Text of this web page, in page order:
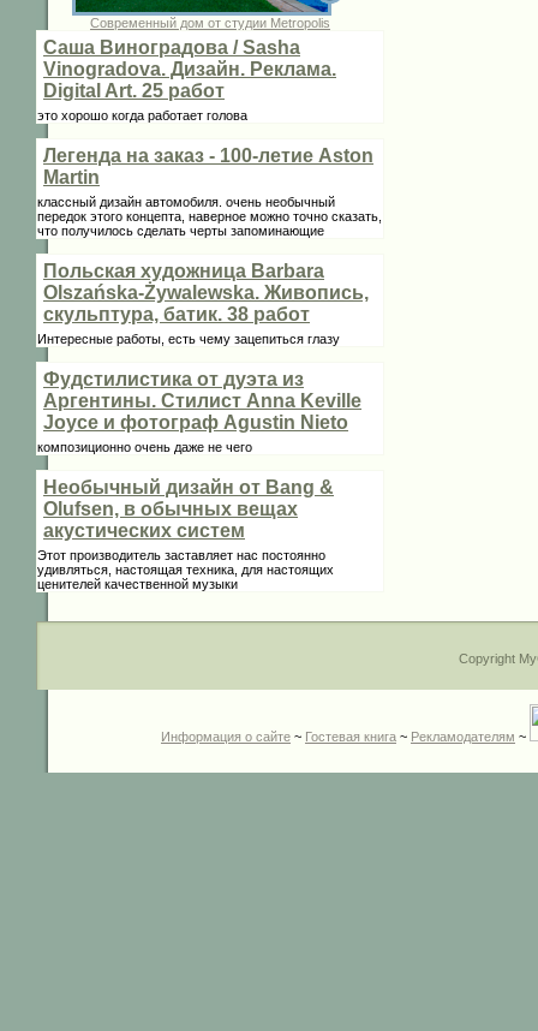
Современный дом от студии Metropolis
Саша Виноградова / Sasha
Vinogradova. Дизайн. Реклама.
Digital Art. 25 работ
это хорошо когда работает голова
Легенда на заказ - 100-летие Aston
Martin
классный дизайн автомобиля. очень необычный
передок этого концепта, наверное можно точно сказать,
что получилось сделать черты запоминающие
Польская художница Barbara
Olszańska-Żywalewska. Живопись,
скульптура, батик. 38 работ
Интересные работы, есть чему зацепиться глазу
Фудстилистика от дуэта из
Аргентины. Стилист Anna Keville
Joycе и фотограф Agustin Nieto
композиционно очень даже не чего
Необычный дизайн от Bang &
Olufsen, в обычных вещах
акустических систем
Этот производитель заставляет нас постоянно
удивляться, настоящая техника, для настоящих
ценителей качественной музыки
Copyright
Информация о сайте ~ Гостевая книга ~ Рекламодателям ~